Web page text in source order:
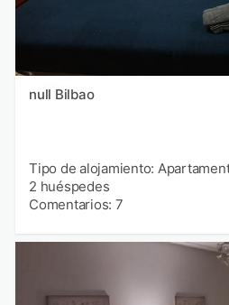
null Bilbao
Tipo de alojamiento:
2 huéspedes
Comentarios: 7